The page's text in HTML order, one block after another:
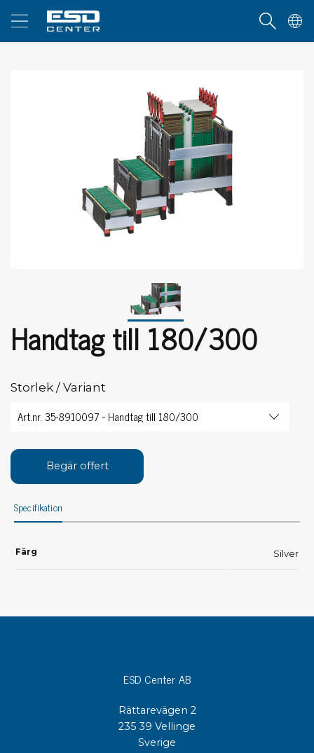
Handtag till 180/300
Storlek / Variant
Begär offert
Specifikation
Färg Silver
ESD Center AB
Rättarevägen 2
235 39 Vellinge
Sverige